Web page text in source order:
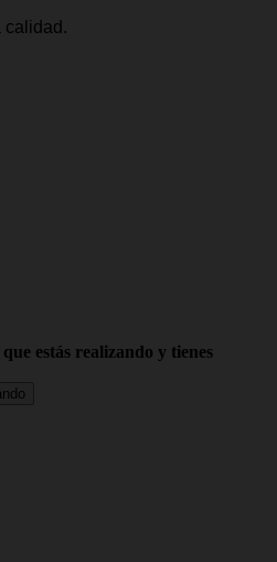
estás realizando y tienes